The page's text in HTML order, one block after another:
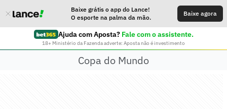
Baixe grátis o app do Lance!
O esporte na palma da mão.
Baixe agora
Ajuda com Aposta? Fale com o assistente.
18+ Ministério da Fazenda adverte: Aposta não é investimento
Copa do Mundo